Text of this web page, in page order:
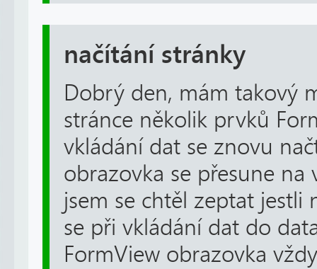
načítání stránky
Dobrý den, mám takový
stránce několik prvků
vkládání dat se znovu
obrazovka se přesune na
jsem se chtěl zeptat jestli
se při vkládání dat do
FormView obrazovka